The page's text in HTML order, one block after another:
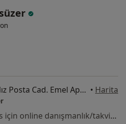
Gayrettepe Mah.Yıldız Posta Cad. Emel Apt. No:14 Kat:6 D:603, İstanbul • Harita
Bu uzman ilgili adres için online danışmanlık/takvim sunmuyor.